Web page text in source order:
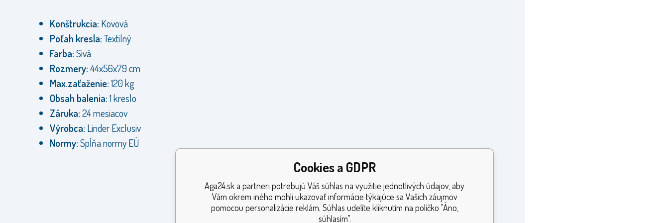
Konštrukcia: Kovová
Poťah kresla:Textilný
Farba:Sivá
Rozmery:44x56x79 cm
Max.zaťaženie:120 kg
Obsah balenia:1 kreslo
Záruka:24 mesiacov
Výrobca: Linder Exclusiv
Normy:Spĺňa normy EÚ
Cookies a GDPR
Aga24.sk a partneri potrebujú Váš súhlas na využitie jednotlivých údajov, aby
Vám okrem iného mohli ukazovať informácie týkajúce sa Vašich záujmov
pomocou personalizácie reklám. Súhlas udelíte kliknutím na políčko "Áno,
súhlasím".